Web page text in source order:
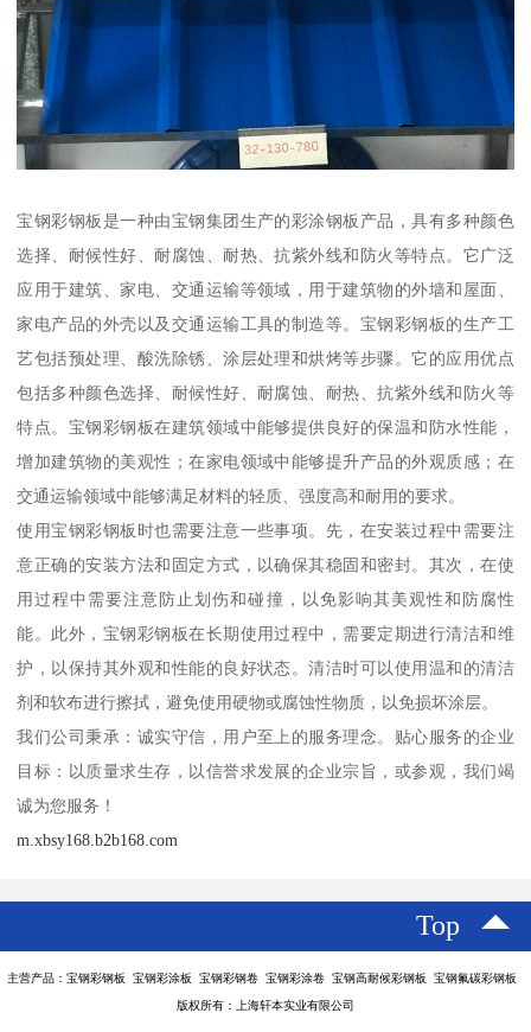
宝钢彩钢板是一种由宝钢集团生产的彩涂钢板产品，具有多种颜色
选择、耐候性好、耐腐蚀、耐热、抗紫外线和防火等特点。它广泛
应用于建筑、家电、交通运输等领域，用于建筑物的外墙和屋面、
家电产品的外壳以及交通运输工具的制造等。宝钢彩钢板的生产工
艺包括预处理、酸洗除锈、涂层处理和烘烤等步骤。它的应用优点
包括多种颜色选择、耐候性好、耐腐蚀、耐热、抗紫外线和防火等
特点。宝钢彩钢板在建筑领域中能够提供良好的保温和防水性能，
增加建筑物的美观性；在家电领域中能够提升产品的外观质感；在
交通运输领域中能够满足材料的轻质、强度高和耐用的要求。
使用宝钢彩钢板时也需要注意一些事项。先，在安装过程中需要注
意正确的安装方法和固定方式，以确保其稳固和密封。其次，在使
用过程中需要注意防止划伤和碰撞，以免影响其美观性和防腐性
能。此外，宝钢彩钢板在长期使用过程中，需要定期进行清洁和维
护，以保持其外观和性能的良好状态。清洁时可以使用温和的清洁
剂和软布进行擦拭，避免使用硬物或腐蚀性物质，以免损坏涂层。
我们公司秉承：诚实守信，用户至上的服务理念。贴心服务的企业
目标：以质量求生存，以信誉求发展的企业宗旨，或参观，我们竭
诚为您服务！
m.xbsy168.b2b168.com
Top
主营产品：宝钢彩钢板 宝钢彩涂板 宝钢彩钢卷 宝钢彩涂卷 宝钢高耐候彩钢板 宝钢氟碳彩钢板
版权所有：上海轩本实业有限公司